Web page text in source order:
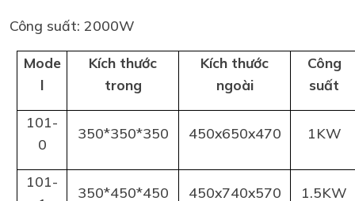
Công suất: 2000W
Mode
l
Kích thước
trong
Kích thước
ngoài
Công
suất
101-
0
350*350*350 450x650x470 1KW
101-
350*450*450 450x740x570 1.5KW